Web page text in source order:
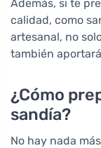
Además, si te
calidad, como
artesanal, no
también
¿Cómo
sandía?
No hay nada